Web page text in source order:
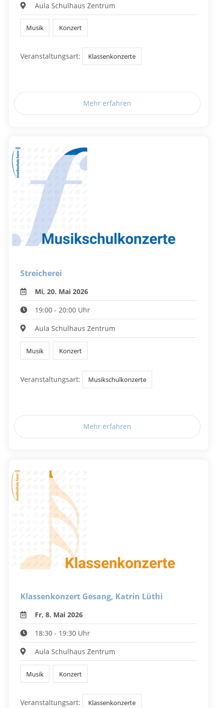
Aula Schulhaus Zentrum
Musik Konzert
Veranstaltungsart: Klassenkonzerte
Mehr erfahren
Streicherei
Mi, 20. Mai 2026
19:00 - 20:00 Uhr
Aula Schulhaus Zentrum
Musik Konzert
Veranstaltungsart: Musikschulkonzerte
Mehr erfahren
Klassenkonzert Gesang, Katrin Lüthi
Fr, 8. Mai 2026
18:30 - 19:30 Uhr
Aula Schulhaus Zentrum
Musik Konzert
Veranstaltungsart: Klassenkonzerte